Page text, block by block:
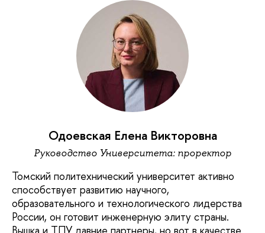
Одоевская Елена Викторовна
Руководство Университета: проректор
Томский политехнический университет активно
способствует развитию научного,
образовательного и технологического лидерства
России, он готовит инженерную элиту страны.